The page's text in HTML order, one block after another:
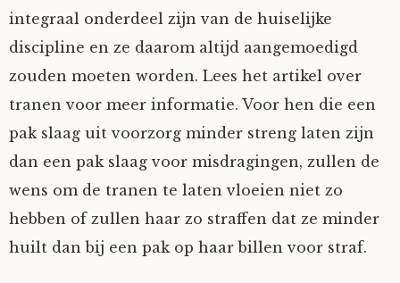
integraal onderdeel zijn van de huiselijke
discipline en ze daarom altijd aangemoedigd
zouden moeten worden. Lees het artikel over
tranen voor meer informatie. Voor hen die een
pak slaag uit voorzorg minder streng laten zijn
dan een pak slaag voor misdragingen, zullen de
wens om de tranen te laten vloeien niet zo
hebben of zullen haar zo straffen dat ze minder
huilt dan bij een pak op haar billen voor straf.